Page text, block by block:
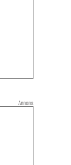
Annons